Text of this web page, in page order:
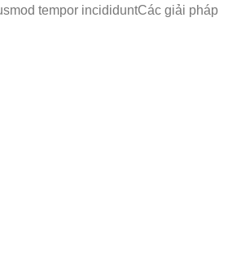
tempor incididuntCác giải pháp